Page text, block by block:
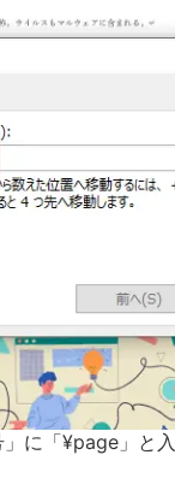
に「¥page」と